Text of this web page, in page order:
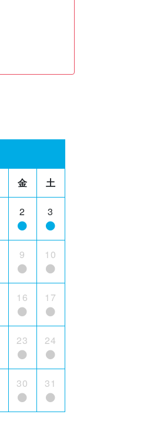
金 土
2 3
9 10
16 17
23 24
30 31